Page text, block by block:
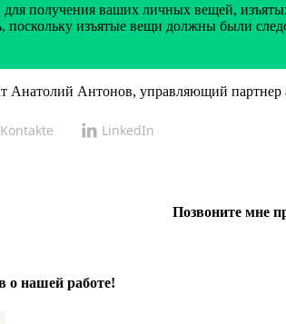
получения ваших личных вещей,
поскольку изъятые вещи должны были
Анатолий Антонов, управляющий партнер
LinkedIn
Позвоните мне
о нашей работе!